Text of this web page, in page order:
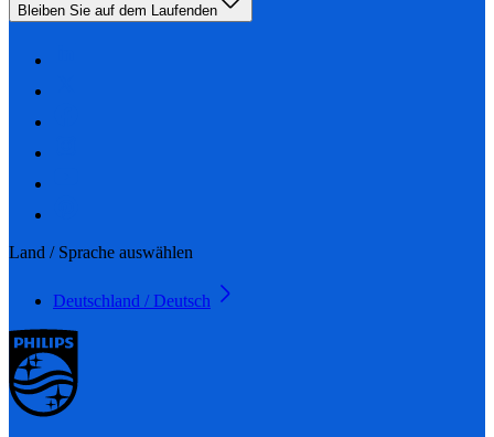
Bleiben Sie auf dem Laufenden
Land / Sprache auswählen
Deutschland / Deutsch